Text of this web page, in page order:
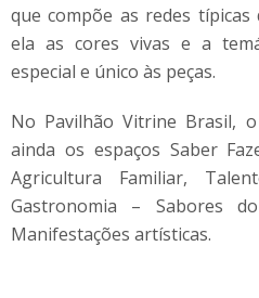
que compõe as redes típicas
ela as cores vivas e a
especial e único às peças.
No Pavilhão Vitrine Brasil,
ainda os espaços Saber
Agricultura Familiar,
Gastronomia – Sabores
Manifestações artísticas.